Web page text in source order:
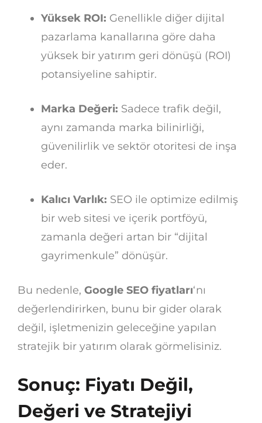
Yüksek ROI: Genellikle diğer dijital
pazarlama kanallarına göre daha
yüksek bir yatırım geri dönüşü (ROI)
potansiyeline sahiptir.
Marka Değeri: Sadece trafik değil,
aynı zamanda marka bilinirliği,
güvenilirlik ve sektör otoritesi de inşa
eder.
Kalıcı Varlık: SEO ile optimize edilmiş
bir web sitesi ve içerik portföyü,
zamanla değeri artan bir “dijital
gayrimenkule” dönüşür.
Bu nedenle, Google SEO fiyatları‘nı
değerlendirirken, bunu bir gider olarak
değil, işletmenizin geleceğine yapılan
stratejik bir yatırım olarak görmelisiniz.
Sonuç: Fiyatı Değil,
Değeri ve Stratejiyi